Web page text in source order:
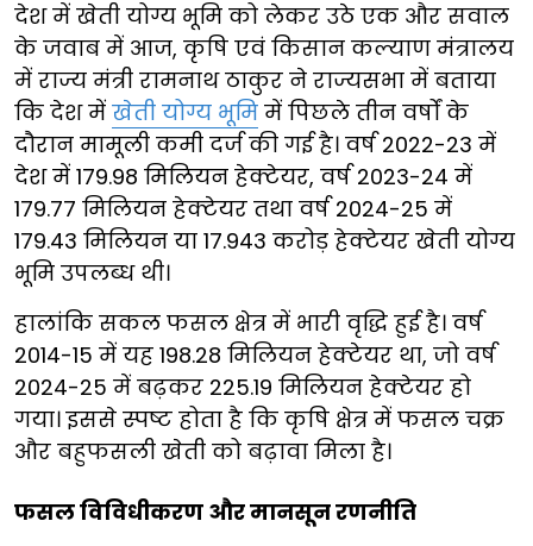
देश में खेती योग्य भूमि को लेकर उठे एक और सवाल
के जवाब में आज, कृषि एवं किसान कल्याण मंत्रालय
में राज्य मंत्री रामनाथ ठाकुर ने राज्यसभा में बताया
कि देश में खेती योग्य भूमि में पिछले तीन वर्षों के
दौरान मामूली कमी दर्ज की गई है। वर्ष 2022-23 में
देश में 179.98 मिलियन हेक्टेयर, वर्ष 2023-24 में
179.77 मिलियन हेक्टेयर तथा वर्ष 2024-25 में
179.43 मिलियन या 17.943 करोड़ हेक्टेयर खेती योग्य
भूमि उपलब्ध थी।
हालांकि सकल फसल क्षेत्र में भारी वृद्धि हुई है। वर्ष
2014-15 में यह 198.28 मिलियन हेक्टेयर था, जो वर्ष
2024-25 में बढ़कर 225.19 मिलियन हेक्टेयर हो
गया। इससे स्पष्ट होता है कि कृषि क्षेत्र में फसल चक्र
और बहुफसली खेती को बढ़ावा मिला है।
फसल विविधीकरण और मानसून रणनीति